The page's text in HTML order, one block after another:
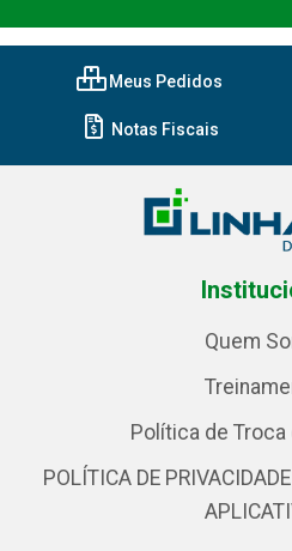
Meus Pedidos
Notas Fiscais
Quem
Política de
POLÍTICA DE